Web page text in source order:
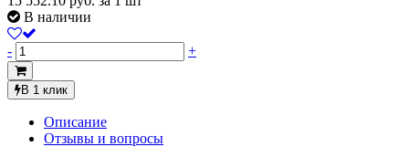
В наличии
- +
В 1 клик
Описание
Отзывы и вопросы